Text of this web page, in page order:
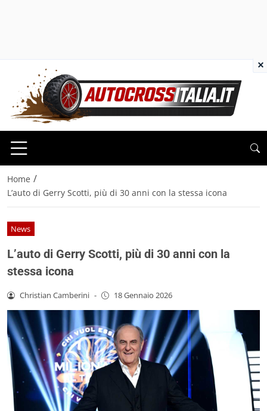
Home /
L’auto di Gerry Scotti, più di 30 anni con la stessa icona
News
L’auto di Gerry Scotti, più di 30 anni con la
stessa icona
Christian Camberini - 18 Gennaio 2026
×